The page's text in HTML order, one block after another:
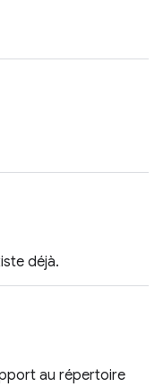
déjà.
au répertoire